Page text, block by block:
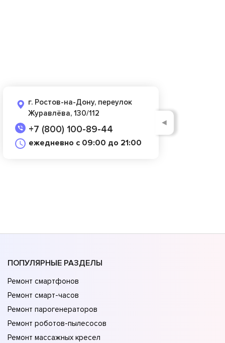
г. Ростов-на-Дону, переулок
Журавлёва, 130/112
+7 (800) 100-89-44
ежедневно с 09:00 до 21:00
◄
ПОПУЛЯРНЫЕ РАЗДЕЛЫ
Ремонт смартфонов
Ремонт смарт-часов
Ремонт парогенераторов
Ремонт роботов-пылесосов
Ремонт массажных кресел